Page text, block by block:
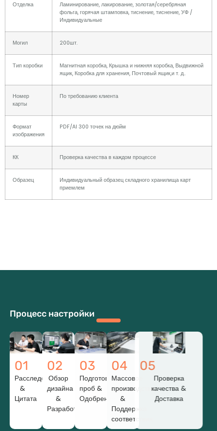
Отделка
Ламинирование, лакирование, золотая/серебряная
фольга, горячая штамповка, тиснение, тиснение, УФ /
Индивидуальные
Могил 200шт.
Тип коробки
Магнитная коробка, Крышка и нижняя коробка, Выдвижной
ящик, Коробка для хранения, Почтовый ящик,и т. д..
Номер
карты
По требованию клиента
Формат
изображения
PDF/AI 300 точек на дюйм
КК Проверка качества в каждом процессе
Образец
Индивидуальный образец складного хранилища карт
приемлем
Процесс настройки
01
Расследование
&
Цитата
02
Обзор
дизайна
&
Разработка
03
Подготовка
проб &
Одобрение
04
Массовое
производство
&
Поддержка
соответствия
05
Проверка
качества &
Доставка